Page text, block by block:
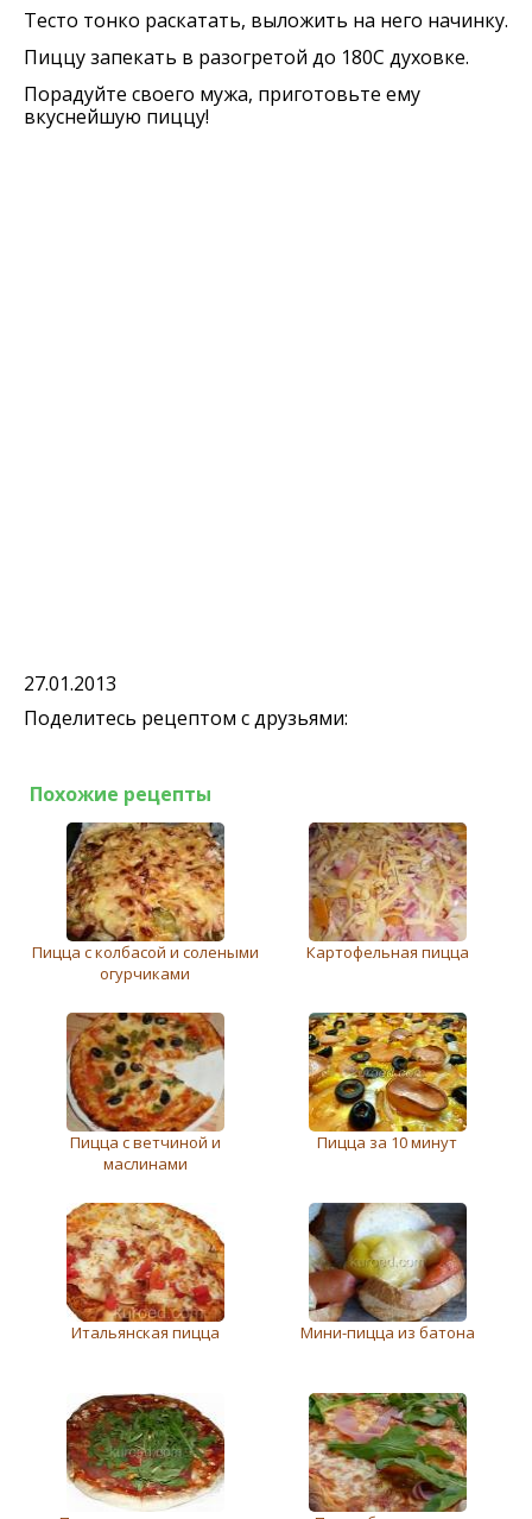
Тесто тонко раскатать, выложить на него начинку.
Пиццу запекать в разогретой до 180С духовке.
Порадуйте своего мужа, приготовьте ему
вкуснейшую пиццу!
27.01.2013
Поделитесь рецептом с друзьями:
Похожие рецепты
Пицца с колбасой и солеными
огурчиками
Картофельная пицца
Пицца с ветчиной и
маслинами
Пицца за 10 минут
Итальянская пицца Мини-пицца из батона